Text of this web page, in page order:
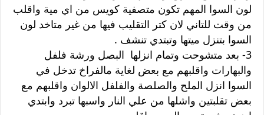
لون السوا المهم تكون متصفية كويس من اي مية واقلب
من وقت للتاني لان كتر التقليب فيها من غير متاخد لون
السوا بتنزل ميتها وتبتدي تنشف .
3- بعد متشوحت وتمام انزلها البصل ورشة فلفل
والبهارات واقلبهم مع بعض لغاية مالفراخ تدخل في
السوا انزل الملح والصلصة والفلفل الالوان واقلبهم مع
بعض تقلبتين واشلها من علي النار واسبها تبرد وابتدي